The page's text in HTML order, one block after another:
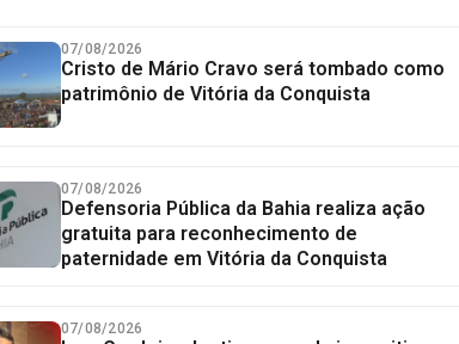
07/08/2026
Cristo de Mário Cravo será tombado como
patrimônio de Vitória da Conquista
07/08/2026
Defensoria Pública da Bahia realiza ação
gratuita para reconhecimento de
paternidade em Vitória da Conquista
07/08/2026